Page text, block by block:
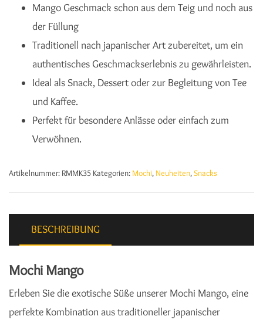
Mango Geschmack schon aus dem Teig und noch aus
der Füllung
Traditionell nach japanischer Art zubereitet, um ein
authentisches Geschmackserlebnis zu gewährleisten.
Ideal als Snack, Dessert oder zur Begleitung von Tee
und Kaffee.
Perfekt für besondere Anlässe oder einfach zum
Verwöhnen.
Artikelnummer: RMMK35 Kategorien: Mochi, Neuheiten, Snacks
BESCHREIBUNG
Mochi Mango
Erleben Sie die exotische Süße unserer Mochi Mango, eine
perfekte Kombination aus traditioneller japanischer